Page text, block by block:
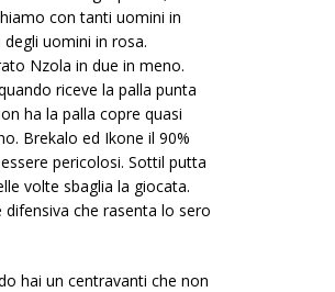
con tanti uomini in
uomini in rosa.
Nzola in due in meno.
riceve la palla punta
ha la palla copre quasi
Brekalo ed Ikone il 90%
pericolosi. Sottil putta
volte sbaglia la giocata.
che rasenta lo sero
hai un centravanti che non